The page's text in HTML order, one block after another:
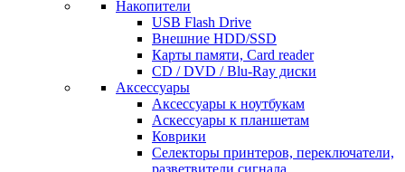
Накопители
USB Flash Drive
Внешние HDD/SSD
Карты памяти, Card reader
CD / DVD / Blu-Ray диски
Аксессуары
Аксессуары к ноутбукам
Аскессуары к планшетам
Коврики
Селекторы принтеров, переключатели,
разветвители сигнала